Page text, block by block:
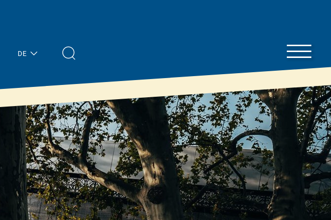
DE
Aktuelles
Übersicht
Presse
Termine
Bauherren-
Wissen
Bauherren
Dämmratgeber
Eigenschaften &
Vorteile
Downloads
Preisliste
Gut zu wissen
Prospekte
Technische
Datenblätter